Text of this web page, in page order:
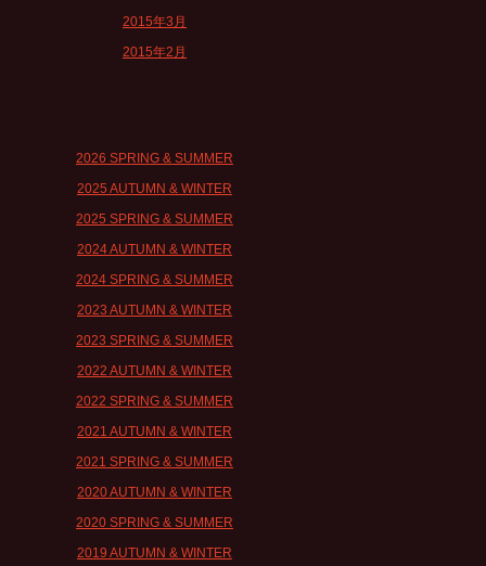
2015年3月
2015年2月
2026 SPRING & SUMMER
2025 AUTUMN & WINTER
2025 SPRING & SUMMER
2024 AUTUMN & WINTER
2024 SPRING & SUMMER
2023 AUTUMN & WINTER
2023 SPRING & SUMMER
2022 AUTUMN & WINTER
2022 SPRING & SUMMER
2021 AUTUMN & WINTER
2021 SPRING & SUMMER
2020 AUTUMN & WINTER
2020 SPRING & SUMMER
2019 AUTUMN & WINTER